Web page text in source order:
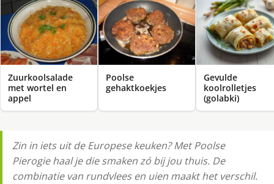
Zuurkoolsalade
met wortel en
appel
Poolse
gehaktkoekjes
Gevulde
koolrolletjes
(golabki)
Zin in iets uit de Europese keuken? Met Poolse
Pierogie haal je die smaken zó bij jou thuis. De
combinatie van rundvlees en uien maakt het verschil.